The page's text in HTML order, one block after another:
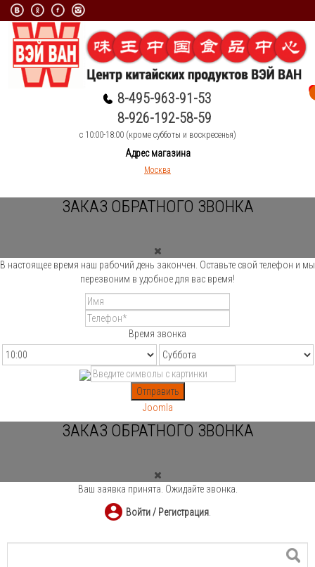
8-495-963-91-53
8-926-192-58-59
c 10:00-18:00 (кроме субботы и воскресенья)
Адрес магазина
Москва
ЗАКАЗ ОБРАТНОГО ЗВОНКА
В настоящее время наш рабочий день закончен. Оставьте свой телефон и мы
перезвоним в удобное для вас время!
Время звонка
Отправить
Joomla
ЗАКАЗ ОБРАТНОГО ЗВОНКА
Ваш заявка принята. Ожидайте звонка.
Войти / Регистрация.